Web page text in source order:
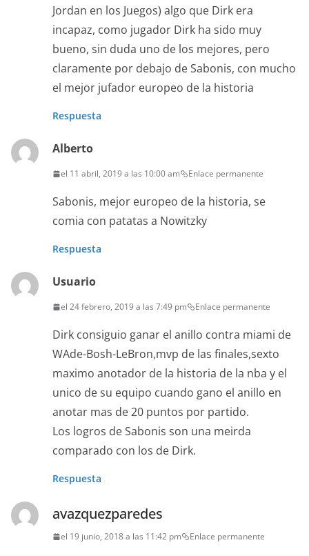
Jordan en los Juegos) algo que Dirk era
incapaz, como jugador Dirk ha sido muy
bueno, sin duda uno de los mejores, pero
claramente por debajo de Sabonis, con mucho
el mejor jufador europeo de la historia
Respuesta
Alberto
el 11 abril, 2019 a las 10:00 am Enlace permanente
Sabonis, mejor europeo de la historia, se
comia con patatas a Nowitzky
Respuesta
Usuario
el 24 febrero, 2019 a las 7:49 pm Enlace permanente
Dirk consiguio ganar el anillo contra miami de
WAde-Bosh-LeBron,mvp de las finales,sexto
maximo anotador de la historia de la nba y el
unico de su equipo cuando gano el anillo en
anotar mas de 20 puntos por partido.
Los logros de Sabonis son una meirda
comparado con los de Dirk.
Respuesta
avazquezparedes
el 19 junio, 2018 a las 11:42 pm Enlace permanente